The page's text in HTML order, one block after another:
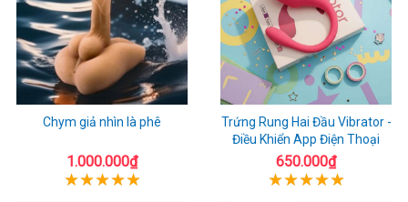
Chym giả nhìn là phê
1.000.000₫
Trứng Rung Hai Đầu Vibrator -
Điều Khiển App Điện Thoại
650.000₫